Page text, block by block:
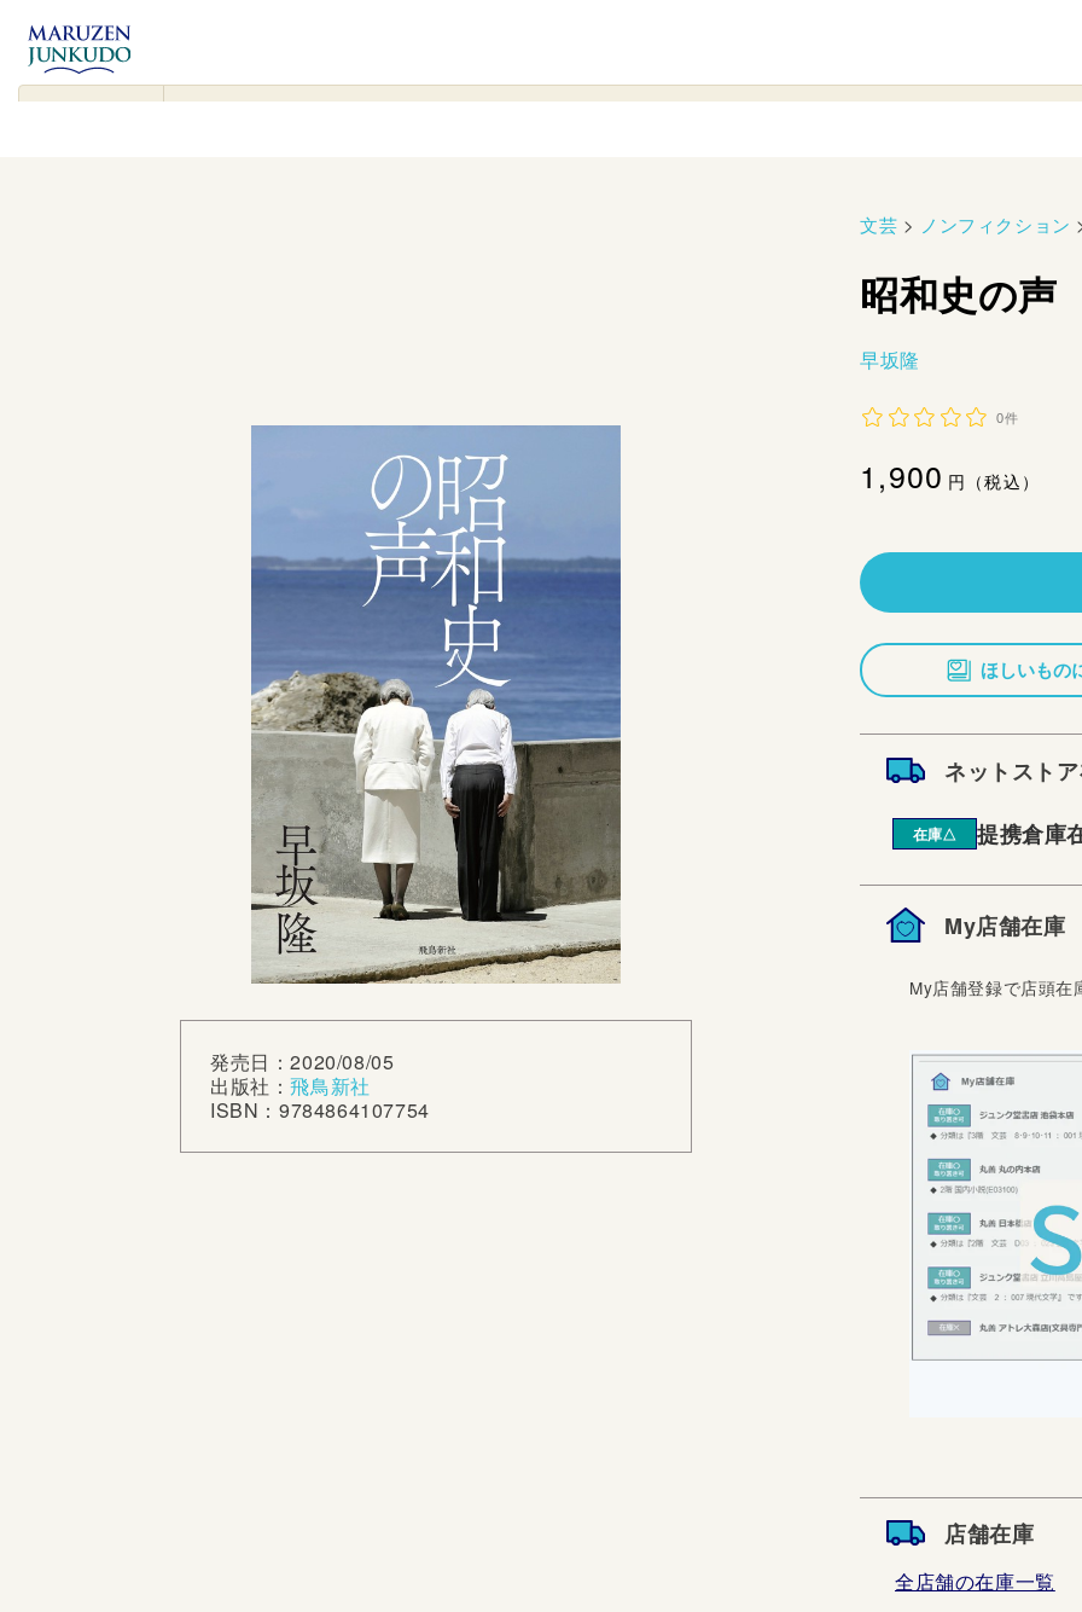
コンテンツ
に進む
▾
発売日：2020/08/05
出版社：飛鳥新社
ISBN：9784864107754
文芸 > ノンフィクション
昭和史の声
早坂隆
0件
通
価
格
1,900円（税込）
ほしいもの
ネットスト
在庫△ 提携倉庫
My店舗在庫
My店舗登録で店頭
店舗在庫
全店舗の在庫一覧